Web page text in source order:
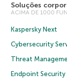
Soluções
ACIMA DE 1000
Kaspersky Next
Cybersecurity
Threat
Endpoint Security